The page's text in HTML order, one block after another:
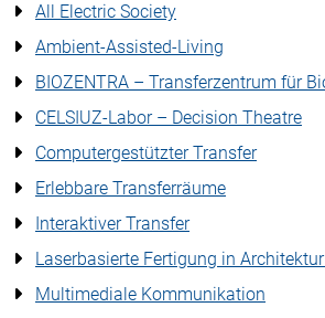
All Electric Society
Ambient-Assisted-Living
BIOZENTRA – Transferzentrum für
CELSIUZ-Labor – Decision Theatre
Computergestützter Transfer
Erlebbare Transferräume
Interaktiver Transfer
Laserbasierte Fertigung in
Multimediale Kommunikation